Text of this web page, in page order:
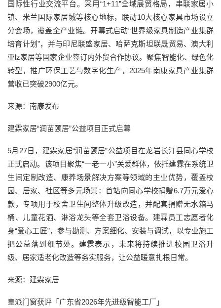
国际性行业交流平台。采用“1+11”全域展贸格局，串联家居小
镇、米兰国际家居城等核心地标，联动10大核心家具市场设立
分会场，覆盖全产业链。开幕式启动“世界级家具制造产业集群
培育计划”，并与印尼联盛家居、哈萨克斯坦联晟贸易、澳大利
亚lz家居等国家企业签订内外贸合作协议。聚焦智能化、绿色化
转型，推广环保工艺与数字化生产，2025年南康家具产业集群
营收已突破2900亿元。
来源：南康发布
建霖家居“润苗颐居”公益项目正式启幕
5月27日，建霖家居“润苗颐居”公益项目在龙岩长汀县同心学校
正式启动。该项目聚焦“一老一小”关爱群体，依托建霖在系统卫
生间定制改造、康养场景解决方案等领域的主业优势，覆盖校
园、居家、社区等多元场景：首站向同心学校捐赠6.7万元爱心
款，专项用于校舍卫生间整体升级改造，并配套捐赠无水箱马
桶、儿童花洒、淋浴龙头等全套卫浴设备。建霖员工志愿者化
身“爱心工匠”，参与勘测、方案细化、安装与调试，以专业施工
把公益落到细节处。建霖表示，未来将持续推进校园卫浴升
级、居家适老化改造等务实服务，让公益暖意扎根日常。
来源：建霖家居
皇派门窗获评「广东省2026年先进级智能工厂」